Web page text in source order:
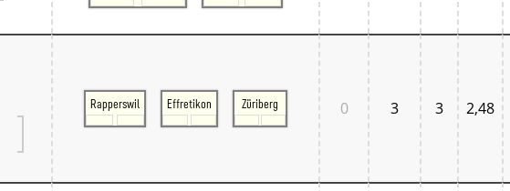
Rapperswil Effretikon Züriberg 0 3 3 2,48